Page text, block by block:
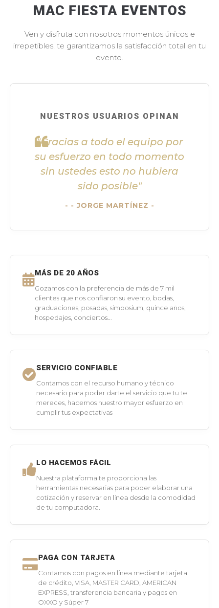
MAC FIESTA EVENTOS
Ven y disfruta con nosotros momentos únicos e
irrepetibles, te garantizamos la satisfacción total en tu
evento.
NUESTROS USUARIOS OPINAN
"Gracias a todo el equipo por
su esfuerzo en todo momento
sin ustedes esto no hubiera
sido posible"
- JORGE MARTÍNEZ -
MÁS DE 20 AÑOS
Gozamos con la preferencia de más de 7 mil
clientes que nos confiaron su evento, bodas,
graduaciones, posadas, simposium, quince años,
hospedajes, conciertos...
SERVICIO CONFIABLE
Contamos con el recurso humano y técnico
necesario para poder darte el servicio que tu te
mereces, hacemos nuestro mayor esfuerzo en
cumplir tus expectativas
LO HACEMOS FÁCIL
Nuestra plataforma te proporciona las
herramientas necesarias para poder elaborar una
cotización y reservar en línea desde la comodidad
de tu computadora.
PAGA CON TARJETA
Contamos con pagos en línea mediante tarjeta
de crédito, VISA, MASTER CARD, AMERICAN
EXPRESS, transferencia bancaria y pagos en
OXXO y Súper 7